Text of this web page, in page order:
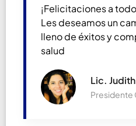
¡Felicitaciones a
Les deseamos un
lleno de éxitos y
salud
Lic.
Presidente